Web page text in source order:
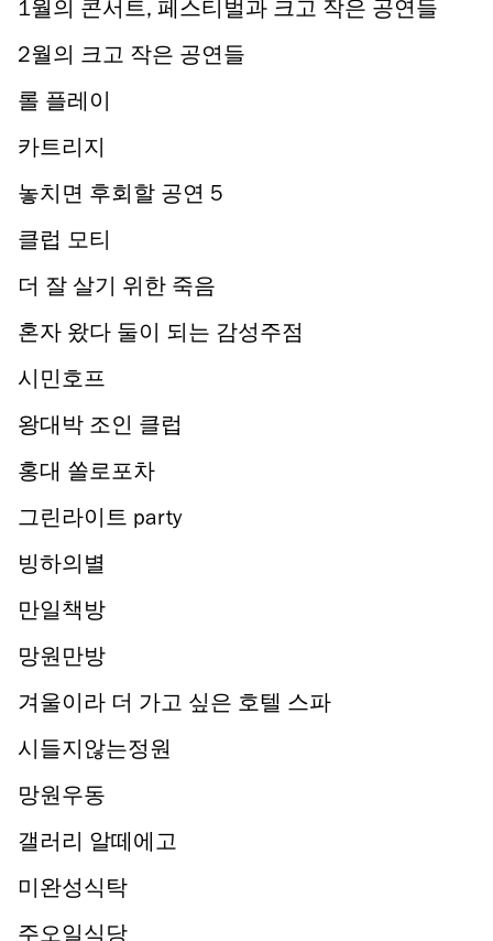
1월의 콘서트, 페스티벌과 크고 작은 공연들
2월의 크고 작은 공연들
롤 플레이
카트리지
놓치면 후회할 공연 5
클럽 모티
더 잘 살기 위한 죽음
혼자 왔다 둘이 되는 감성주점
시민호프
왕대박 조인 클럽
홍대 쏠로포차
그린라이트 party
빙하의별
만일책방
망원만방
겨울이라 더 가고 싶은 호텔 스파
시들지않는정원
망원우동
갤러리 알떼에고
미완성식탁